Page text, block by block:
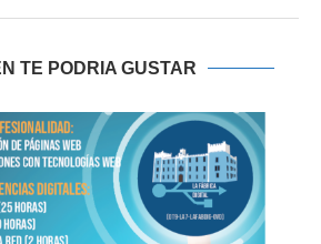
TE PODRIA GUSTAR